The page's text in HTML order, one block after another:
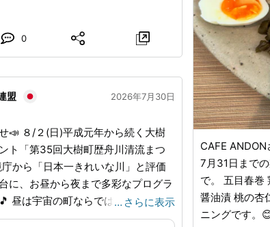
ススタート 🔶場所：モータースポ
ト 🔶入場料：無料 🔶お問い合
0
CAFE ANDON
7月31日まで
で。 五目春巻
醤油漬 桃の杏
ニングです。
盟 2026年7月30日
く大樹
ト「第35回大樹町歴舟川清流まつ
に、お昼から夜まで多彩なプログラ
ト
テストや無料のキャラクターショ
… さらに表示